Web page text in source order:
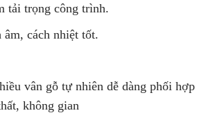
tải trọng công trình.
âm, cách nhiệt tốt.
vân gỗ tự nhiên dễ dàng phối hợp
không gian